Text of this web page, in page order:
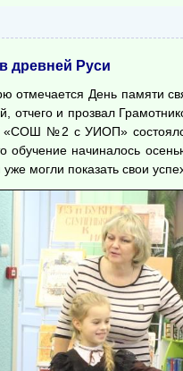
древней Руси
отмечается День памяти
отчего и прозвал
№2 с УИОП»
обучение начиналось
могли показать свои